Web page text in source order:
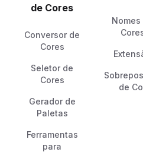
de Cores
Conversor de
Cores
Seletor de
Cores
Gerador de
Paletas
Ferramentas
para
Nomes
de